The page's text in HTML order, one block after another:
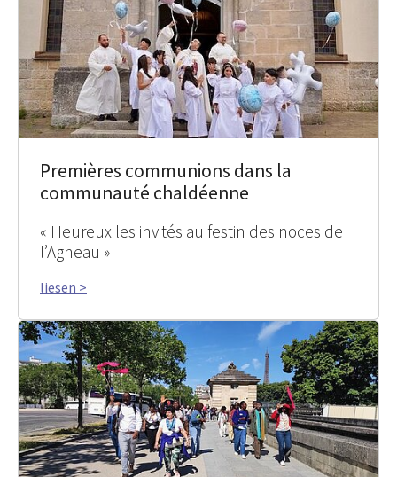
Premières communions dans la
communauté chaldéenne
« Heureux les invités au festin des noces de
l’Agneau »
liesen >